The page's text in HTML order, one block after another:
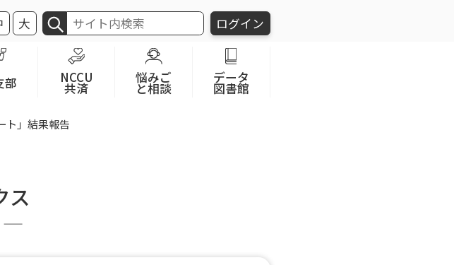
大 ログイン
部 NCCU
共済
悩みご
と相談
データ
図書館
ト」結果報告
ス